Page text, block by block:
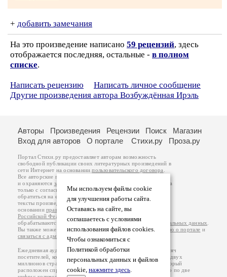
+ добавить замечания
На это произведение написано 59 рецензий, здесь
отображается последняя, остальные - в полном
списке.
Написать рецензию
Написать личное сообщение
Другие произведения автора Возбуждённая Ирэль
Мы используем файлы cookie
для улучшения работы сайта.
Оставаясь на сайте, вы
соглашаетесь с условиями
использования файлов cookies.
Чтобы ознакомиться с
Политикой обработки
персональных данных и файлов
cookie, нажмите здесь.
Авторы Произведения Рецензии Поиск
Магазин
Вход для авторов
О портале Стихи.ру Проза.ру
Портал Стихи.ру предоставляет авторам возможность
свободной публикации своих литературных произведений в
сети Интернет на основаниипользовательского договора
Все авторские права на произведения принадлежат авторам
и охраняются законом
. Перепечатка произведений возможна
только с согласия его автора, к которому вы можете
обратиться на его авторской странице. Ответственность за
тексты произведений авторы несут самостоятельно на
основанииправил публикацииизаконодательства
Российской Федерации
обрабатываются на основанииПолитики обработки персональных данных
Вы также можете посмотреть более подробнуюинформацию о портале и
связаться с администрацией
Ежедневная аудитория портала Стихи.ру – порядка 200 тысяч
посетителей, которые в общей сумме просматривают более двух
миллионов страниц по данным счетчика посещаемости, который
расположен справа от этого текста. В каждой графе указано по две